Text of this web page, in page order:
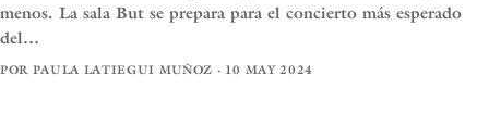
menos. La sala But se prepara para el concierto más esperado
del…
POR PAULA LATIEGUI MUÑOZ · 10 MAY 2024